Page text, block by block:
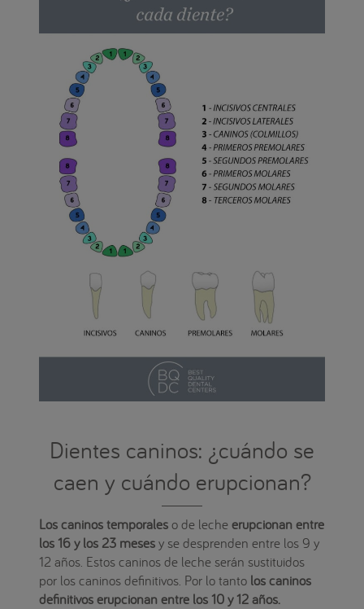
Dientes caninos: ¿cuándo se
caen y cuándo erupcionan?
Los caninos temporaleso de leche erupcionan entre
los 16 y los 23 mesesy se desprenden entre los 9 y
12 años. Estos caninos de leche serán sustituidos
por los caninos definitivos. Por lo tanto los caninos
definitivos erupcionan entre los 10 y 12 años.